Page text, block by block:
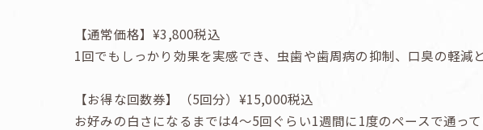
【通常価格】¥3,800税込
1回でもしっかり効果を実感でき、虫歯や歯周病の抑制、口臭の軽減
【お得な回数券】（5回分）¥15,000税込
お好みの白さになるまでは4〜5回ぐらい1週間に1度のペースで通っ